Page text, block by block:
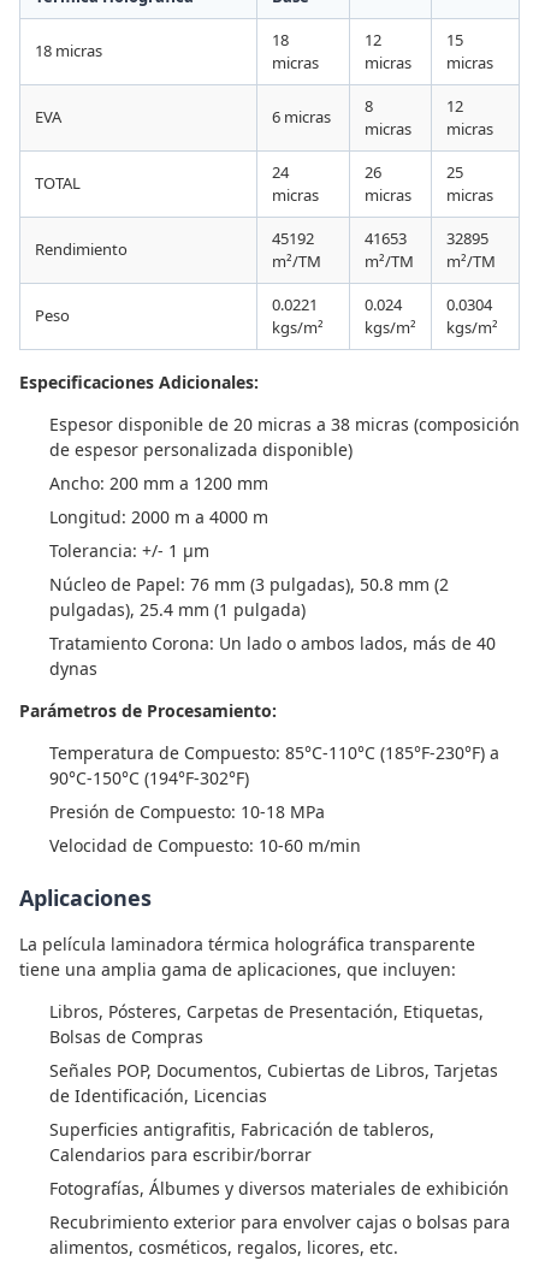
18 micras
18
micras
12
micras
15
micras
EVA 6 micras
8
micras
12
micras
TOTAL
24
micras
26
micras
25
micras
Rendimiento
45192
m²/TM
41653
m²/TM
32895
m²/TM
Peso
0.0221
kgs/m²
0.024
kgs/m²
0.0304
kgs/m²
Especificaciones Adicionales:
Espesor disponible de 20 micras a 38 micras (composición
de espesor personalizada disponible)
Ancho: 200 mm a 1200 mm
Longitud: 2000 m a 4000 m
Tolerancia: +/- 1 µm
Núcleo de Papel: 76 mm (3 pulgadas), 50.8 mm (2
pulgadas), 25.4 mm (1 pulgada)
Tratamiento Corona: Un lado o ambos lados, más de 40
dynas
Parámetros de Procesamiento:
Temperatura de Compuesto: 85°C-110°C (185°F-230°F) a
90°C-150°C (194°F-302°F)
Presión de Compuesto: 10-18 MPa
Velocidad de Compuesto: 10-60 m/min
Aplicaciones
La película laminadora térmica holográfica transparente
tiene una amplia gama de aplicaciones, que incluyen:
Libros, Pósteres, Carpetas de Presentación, Etiquetas,
Bolsas de Compras
Señales POP, Documentos, Cubiertas de Libros, Tarjetas
de Identificación, Licencias
Superficies antigrafitis, Fabricación de tableros,
Calendarios para escribir/borrar
Fotografías, Álbumes y diversos materiales de exhibición
Recubrimiento exterior para envolver cajas o bolsas para
alimentos, cosméticos, regalos, licores, etc.